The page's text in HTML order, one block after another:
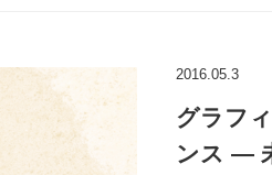
2016.05.3
グラフ
ンス —